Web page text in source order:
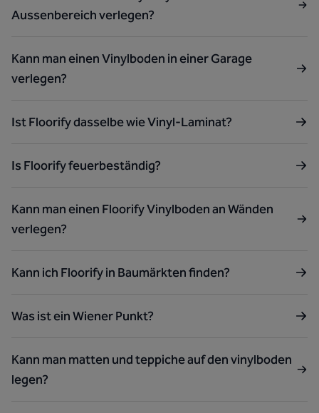
Aussenbereich verlegen?
Kann man einen Vinylboden in einer Garage
verlegen?
Ist Floorify dasselbe wie Vinyl-Laminat?
Is Floorify feuerbeständig?
Kann man einen Floorify Vinylboden an Wänden
verlegen?
Kann ich Floorify in Baumärkten finden?
Was ist ein Wiener Punkt?
Kann man matten und teppiche auf den vinylboden
legen?